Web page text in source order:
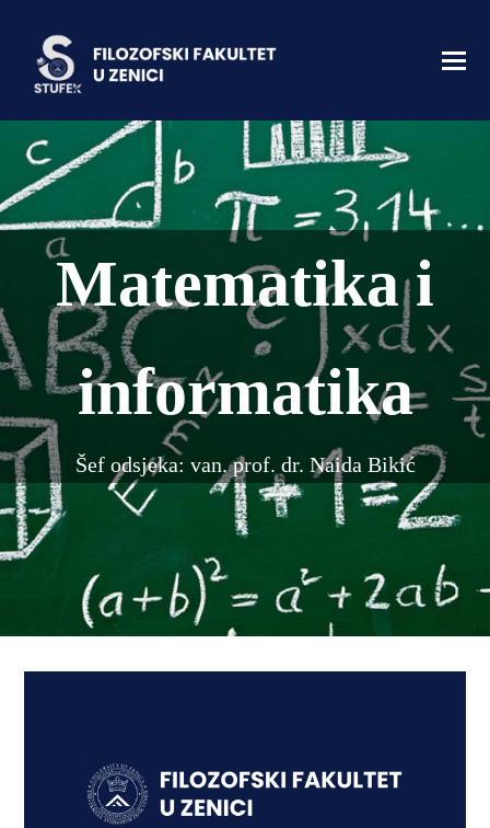
Matematika i
informatika
Šef odsjeka: van. prof. dr. Naida Bikić